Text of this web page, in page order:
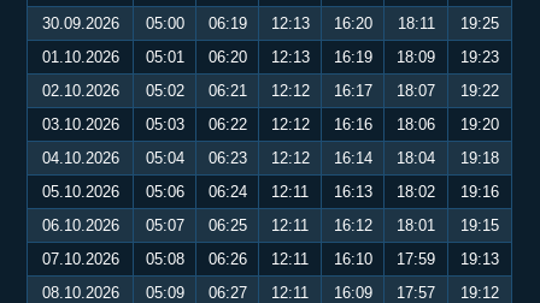
30.09.2026
05:00 06:19 12:13 16:20 18:11
19:25
01.10.2026
05:01 06:20 12:13 16:19 18:09
19:23
02.10.2026
05:02 06:21 12:12 16:17 18:07
19:22
03.10.2026
05:03 06:22 12:12 16:16 18:06
19:20
04.10.2026
05:04 06:23 12:12 16:14 18:04
19:18
05.10.2026
05:06 06:24 12:11 16:13 18:02
19:16
06.10.2026
05:07 06:25 12:11 16:12 18:01
19:15
07.10.2026
05:08 06:26 12:11 16:10 17:59
19:13
08.10.2026
05:09 06:27 12:11 16:09 17:57
19:12